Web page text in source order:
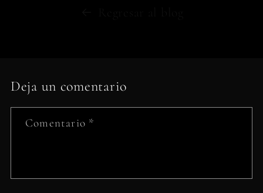
Deja un comentario
Comentario *